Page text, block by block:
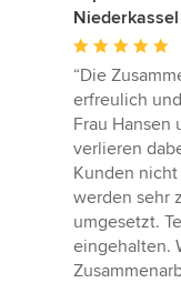
Niederkassel
Bewertung:
5
von
5
Sternen
“Die
erfreulich
Frau Hansen
verlieren
Kunden
werden sehr
umgesetzt.
eingehalten.